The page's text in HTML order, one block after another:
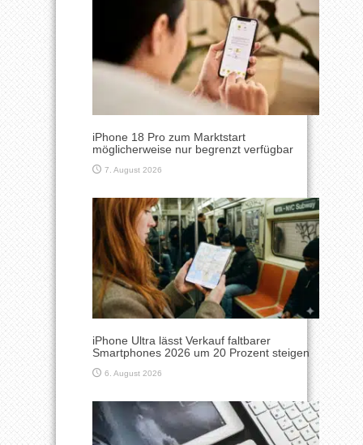
iPhone 18 Pro zum Marktstart
möglicherweise nur begrenzt verfügbar
7. August 2026
iPhone Ultra lässt Verkauf faltbarer
Smartphones 2026 um 20 Prozent steigen
6. August 2026